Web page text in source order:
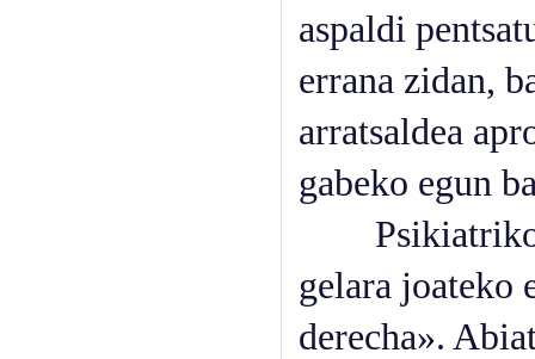
aspaldi
errana zidan,
arratsaldea
gabeko egun
gelara joateko
derecha».